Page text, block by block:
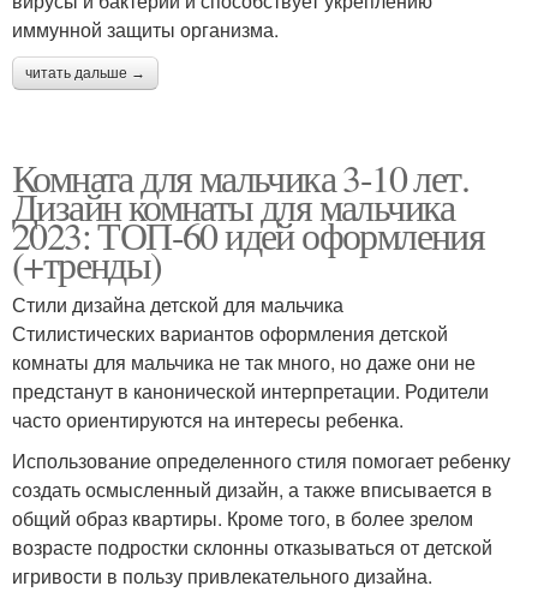
иммунной защиты организма.
читать дальше →
Комната для мальчика 3-10 лет.
Дизайн комнаты для мальчика
2023: ТОП-60 идей оформления
(+тренды)
Стили дизайна детской для мальчика
Стилистических вариантов оформления детской
комнаты для мальчика не так много, но даже они не
предстанут в канонической интерпретации. Родители
часто ориентируются на интересы ребенка.
Использование определенного стиля помогает ребенку
создать осмысленный дизайн, а также вписывается в
общий образ квартиры. Кроме того, в более зрелом
возрасте подростки склонны отказываться от детской
игривости в пользу привлекательного дизайна.